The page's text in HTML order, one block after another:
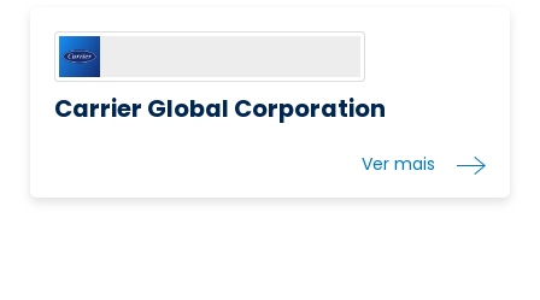
Carrier Global Corporation
Ver mais